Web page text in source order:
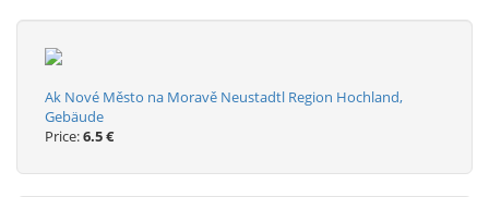
Ak Nové Město na Moravě Neustadtl Region Hochland,
Gebäude
Price:6.5 €